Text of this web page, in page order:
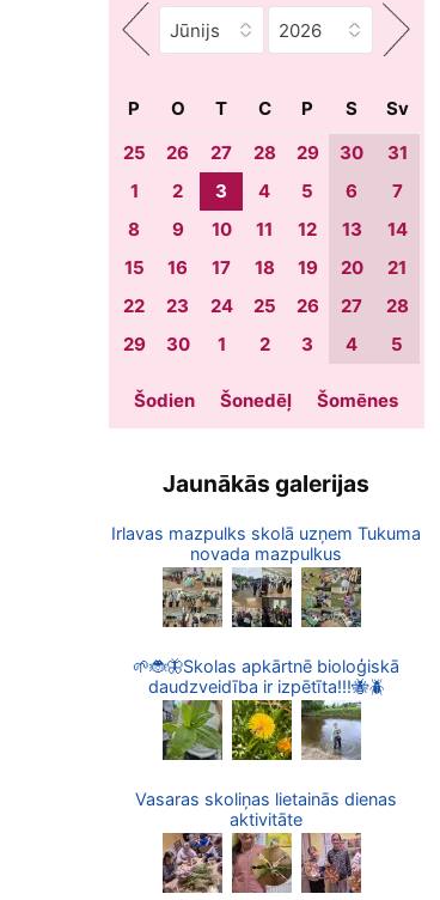
P O T C P S
Sv
25
26 27 28 29 30
31
1
2 3 4 5 6
7
8
9 10 11 12 13
14
15
16 17 18 19 20
21
22
23 24 25 26 27
28
29
30 1 2 3 4 5
Šodien Šonedēļ Šomēnes
Jaunākās galerijas
Irlavas mazpulks skolā uzņem Tukuma
novada mazpulkus
🌱🐞🦋Skolas apkārtnē bioloģiskā
daudzveidība ir izpētīta!!!🐝🪲
Vasaras skoliņas lietainās dienas
aktivitāte